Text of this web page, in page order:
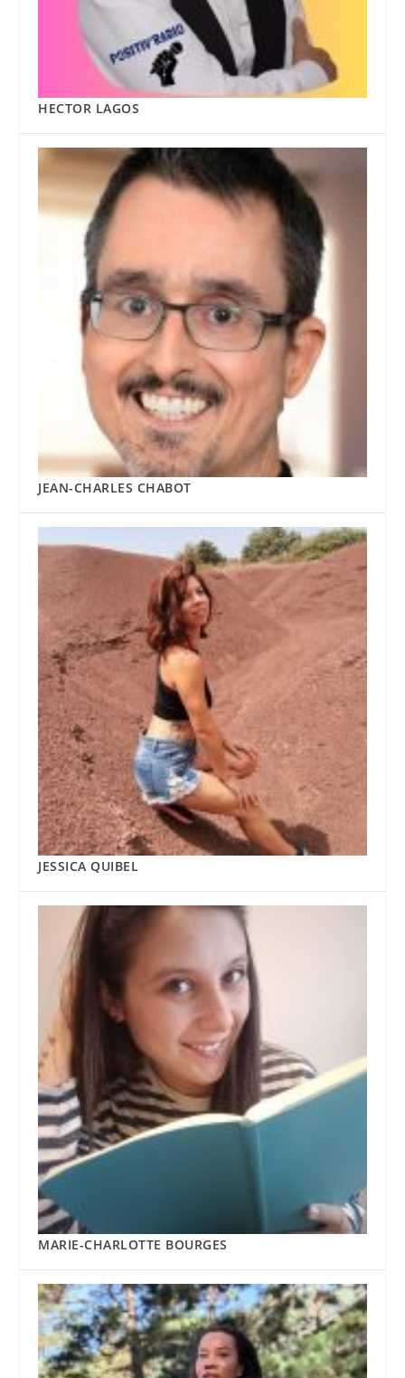
HECTOR LAGOS
JEAN-CHARLES CHABOT
JESSICA QUIBEL
MARIE-CHARLOTTE BOURGES